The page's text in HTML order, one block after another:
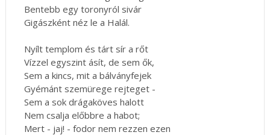
Bentebb egy toronyról sivár
Gigászként néz le a Halál.
Nyílt templom és tárt sír a rőt
Vízzel egyszint ásít, de sem ők,
Sem a kincs, mit a bálványfejek
Gyémánt szemürege rejteget -
Sem a sok drágaköves halott
Nem csalja előbbre a habot;
Mert - jaj! - fodor nem rezzen ezen